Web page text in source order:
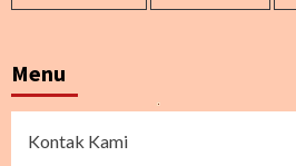
Menu
Kontak Kami